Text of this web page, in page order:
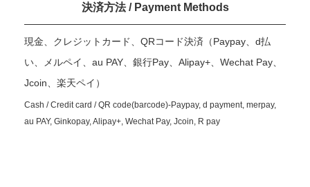
決済方法 / Payment Methods
現金、クレジットカード、QRコード決済（Paypay、d払
い、メルペイ、au PAY、銀行Pay、Alipay+、Wechat Pay、
Jcoin、楽天ペイ）
Cash / Credit card / QR code(barcode)-Paypay, d payment, merpay,
au PAY, Ginkopay, Alipay+, Wechat Pay, Jcoin, R pay